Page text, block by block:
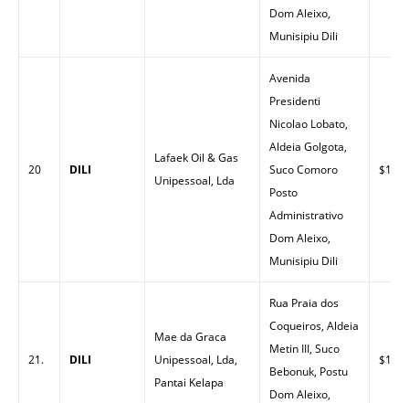
Dom Aleixo,
Munisipiu Dili
20 DILI
Lafaek Oil & Gas
Unipessoal, Lda
Avenida
Presidenti
Nicolao Lobato,
Aldeia Golgota,
Suco Comoro
Posto
Administrativo
Dom Aleixo,
Munisipiu Dili
$1.57
21. DILI
Mae da Graca
Unipessoal, Lda,
Pantai Kelapa
Rua Praia dos
Coqueiros, Aldeia
Metin III, Suco
Bebonuk, Postu
Dom Aleixo,
$1.59